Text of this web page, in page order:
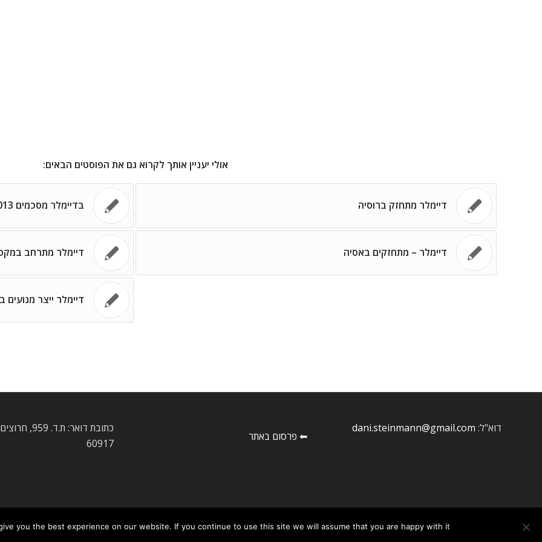
אולי יעניין אותך לקרוא גם את הפוסטים הבאים:
בדיימלר מסכמים 2013 מעולה דיימלר מתחזק ברוסיה
דיימלר מתרחב דיימלר – מתחזקים באסיה
דיימלר ייצר מנועים
דוא"ל: dani.steinmann@gmail.com
⬅ פרסום באתר
כתובת דואר: ת.ד.
60917
חדשות ציוד מכני הנדסי-
you the best experience on our website. If you continue to use this site we will assume that you are happy with it.